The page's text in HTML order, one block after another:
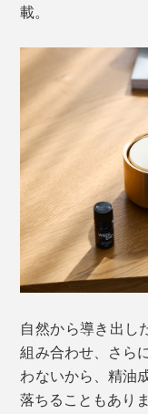
載。
自然から導き出し
組み合わせ、さら
わないから、精油
落ちることもありま